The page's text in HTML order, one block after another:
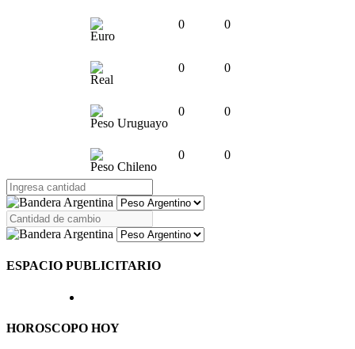
Euro
0 0
Real
0 0
Peso Uruguayo
0 0
Peso Chileno
0 0
ESPACIO PUBLICITARIO
HOROSCOPO HOY